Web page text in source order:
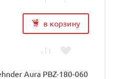
в корзину
Aura PBZ-180-060